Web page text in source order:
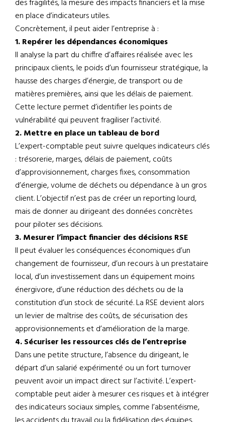
des fragilités, la mesure des impacts financiers et la mise
en place d’indicateurs utiles.
Concrètement, il peut aider l’entreprise à :
1. Repérer les dépendances économiques
Il analyse la part du chiffre d’affaires réalisée avec les
principaux clients, le poids d’un fournisseur stratégique, la
hausse des charges d’énergie, de transport ou de
matières premières, ainsi que les délais de paiement.
Cette lecture permet d’identifier les points de
vulnérabilité qui peuvent fragiliser l’activité.
2. Mettre en place un tableau de bord
L’expert-comptable peut suivre quelques indicateurs clés
: trésorerie, marges, délais de paiement, coûts
d’approvisionnement, charges fixes, consommation
d’énergie, volume de déchets ou dépendance à un gros
client. L’objectif n’est pas de créer un reporting lourd,
mais de donner au dirigeant des données concrètes
pour piloter ses décisions.
3. Mesurer l’impact financier des décisions RSE
Il peut évaluer les conséquences économiques d’un
changement de fournisseur, d’un recours à un prestataire
local, d’un investissement dans un équipement moins
énergivore, d’une réduction des déchets ou de la
constitution d’un stock de sécurité. La RSE devient alors
un levier de maîtrise des coûts, de sécurisation des
approvisionnements et d’amélioration de la marge.
4. Sécuriser les ressources clés de l’entreprise
Dans une petite structure, l’absence du dirigeant, le
départ d’un salarié expérimenté ou un fort turnover
peuvent avoir un impact direct sur l’activité. L’expert-
comptable peut aider à mesurer ces risques et à intégrer
des indicateurs sociaux simples, comme l’absentéisme,